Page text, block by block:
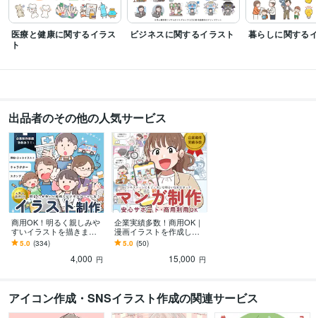
イラスト作成・漫画制作 アイコンイラスト作成 イラストカット作成
医療 SNS シンプル ブロガー かわいい わかりやすい
イラストカット
アイキャッチ
ビジネス Instagram
イラスト作成・漫画制作
ゆるい
医療と健康に関するイラス
ト
ビジネスに関するイラスト 暮らしに関する
出品者のその他の人気サービス
商用OK！明るく親しみや
すいイラストを描きます
ビジネスシーンにも！We
b・LP/医療/福祉/栄養/保育
5.0 (334)
4,000 円
企業実績多数！商用OK｜
漫画イラストを作成しま
す 初めての依頼でも安
心・明るいやさしく伝わ
5.0 (50)
15,000 円
アイコン作成・SNSイラスト作成の関連サービス